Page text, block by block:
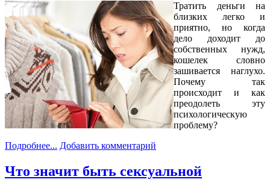
Тратить деньги на
близких легко и
приятно, но когда
дело доходит до
собственных нужд,
кошелек словно
зашивается наглухо.
Почему так
происходит и как
преодолеть эту
психологическую
проблему?
Подробнее... Добавить комментарий
Что значит быть сексуальной